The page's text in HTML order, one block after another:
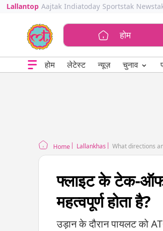
Lallantop Aajtak Indiatoday Sportstak
होम
होम लेटेस्ट न्यूज़ चुनाव ⌄
Home Lallankhas What directions
फ्लाइट के टेक-ऑफ
महत्वपूर्ण होता है?
उड़ान के दौरान पायलट को